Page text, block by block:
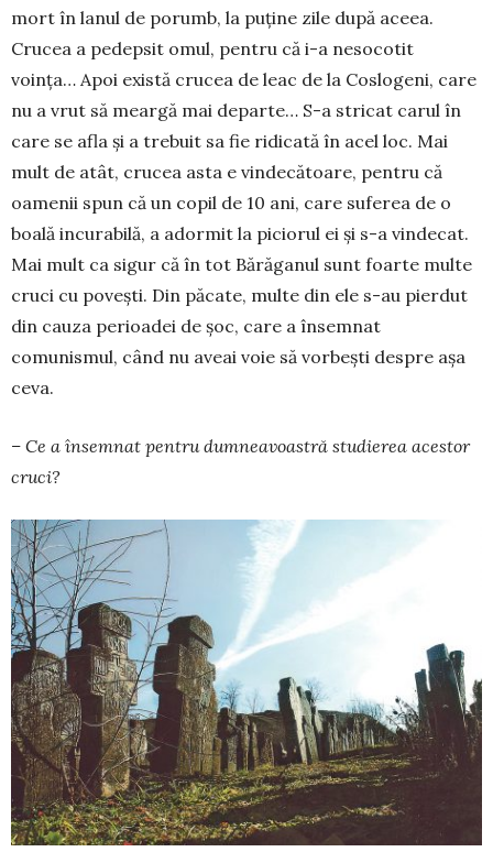
mort în lanul de porumb, la puține zile după aceea.
Crucea a pedepsit omul, pentru că i-a nesocotit
voința… Apoi există crucea de leac de la Coslogeni, care
nu a vrut să meargă mai departe… S-a stricat carul în
care se afla și a trebuit sa fie ridicată în acel loc. Mai
mult de atât, crucea asta e vindecătoare, pentru că
oamenii spun că un copil de 10 ani, care suferea de o
boală incurabilă, a adormit la piciorul ei și s-a vindecat.
Mai mult ca sigur că în tot Bărăganul sunt foarte multe
cruci cu povești. Din păcate, multe din ele s-au pierdut
din cauza perioadei de șoc, care a însemnat
comunismul, când nu aveai voie să vorbești despre așa
ceva.
– Ce a însemnat pentru dumneavoastră studierea acestor
cruci?